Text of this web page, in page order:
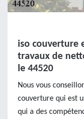
iso couverture
travaux de
le 44520
Nous vous
couverture qui est
qui a des